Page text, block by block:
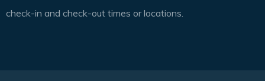
check-in and check-out times or locations.